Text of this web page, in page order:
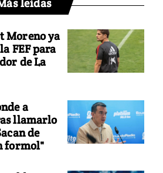
leídas
Moreno ya
FEF para
de La
a
llamarlo
de
formol"